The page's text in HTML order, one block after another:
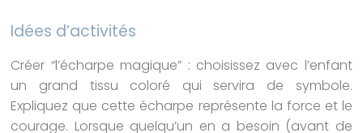
Idées d’activités
Créer “l’écharpe magique” : choisissez avec l’enfant
un grand tissu coloré qui servira de symbole.
Expliquez que cette écharpe représente la force et le
courage. Lorsque quelqu’un en a besoin (avant de